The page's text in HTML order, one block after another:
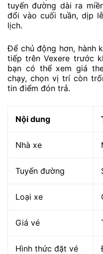
tuyến đường dài ra
đổi vào cuối tuần, dịp
lịch.
Để chủ động hơn, hành
tiếp trên Vexere trước
bạn có thể xem giá
chạy, chọn vị trí còn
tin điểm đón trả.
Nội dung
Nhà xe
Tuyến đường
Loại xe
Giá vé
Hình thức đặt vé